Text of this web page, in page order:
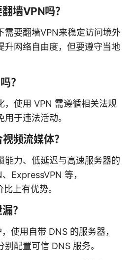
墙VPN吗？
需要翻墙VPN来稳定访问境外
升网络自由度，但要遵守当地
？
，使用 VPN 需遵循相关法规
于违法活动。
频流媒体？
能力、低延迟与高速服务器的
ExpressVPN 等，
上有优势。
？
使用自带 DNS 的服务器，
配置可信 DNS 服务。